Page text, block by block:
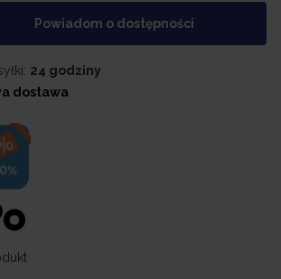
Powiadom o dostępności
24 godziny
dostawa